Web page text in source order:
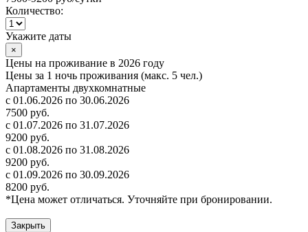
Количество:
Укажите даты
×
Цены на проживание в 2026 году
Цены за 1 ночь проживания (макс. 5 чел.)
Апартаменты двухкомнатные
с 01.06.2026 по 30.06.2026
7500 руб.
с 01.07.2026 по 31.07.2026
9200 руб.
с 01.08.2026 по 31.08.2026
9200 руб.
с 01.09.2026 по 30.09.2026
8200 руб.
*Цена может отличаться. Уточняйте при бронировании.
Закрыть